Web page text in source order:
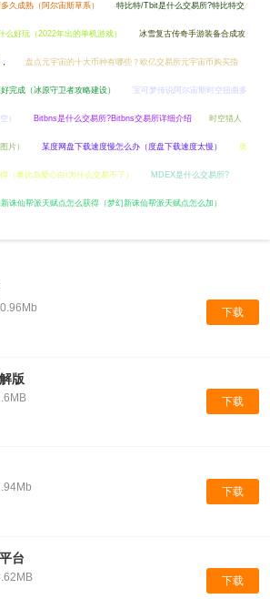
久成熟（阿尔宙斯草系） 特比特/Tbit是什么交易所?特比特交
么好玩（2022年出的单机游戏） 冰雪复古传奇手游装备合成攻
盘点元宇宙的十大币种有哪些？欧亿交易所元宇宙币购买指
完成（冰原守卫者攻略建设） 宝可梦传说阿尔宙斯时空扭曲多
） Bitbns是什么交易所?Bitbns交易所详细介绍 时空猎人
片） 某度网盘下载速度慢怎么办（度盘下载速度太慢） 奥
（奥比岛爱心白t为什么交易不了） MDEX是什么交易所?
诛仙帮派天赋点怎么获得（梦幻新诛仙帮派天赋点怎么加）
下载
版
下载
下载
台
下载